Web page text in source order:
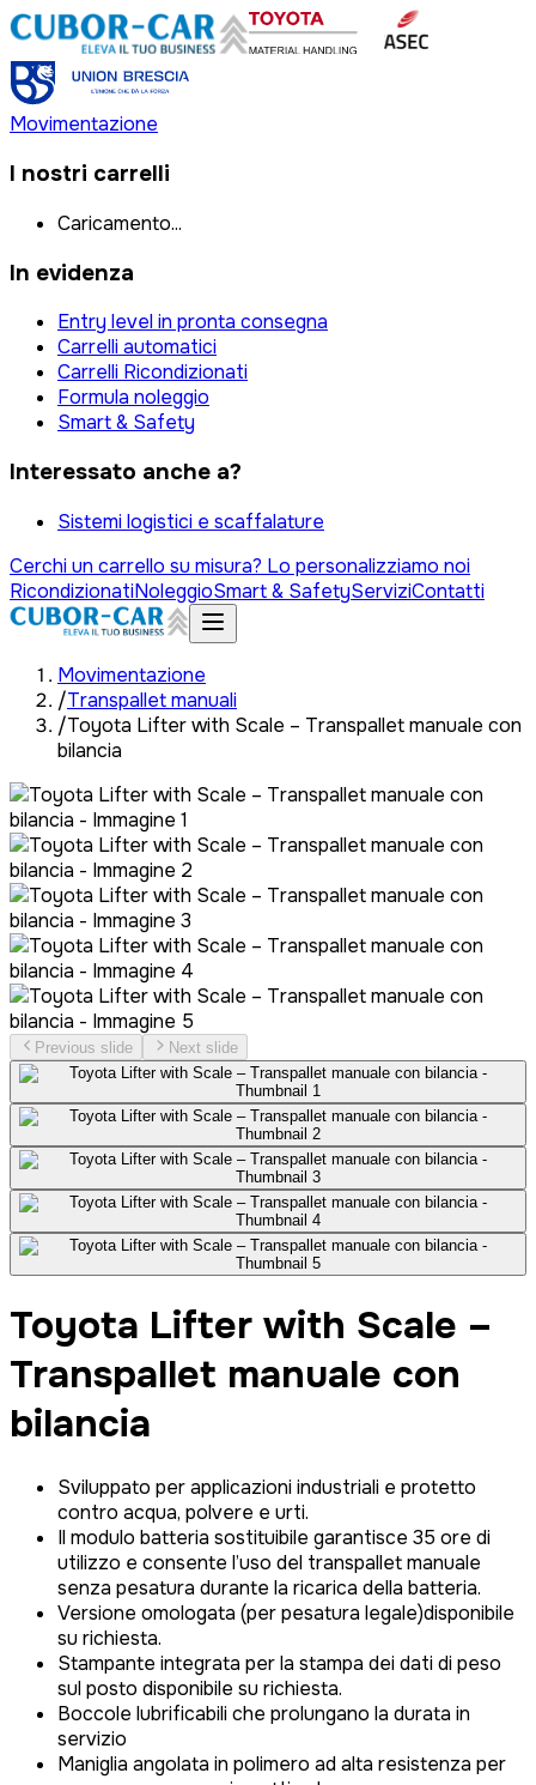
Movimentazione
I nostri carrelli
Caricamento...
In evidenza
Entry level in pronta consegna
Carrelli automatici
Carrelli Ricondizionati
Formula noleggio
Smart & Safety
Interessato anche a?
Sistemi logistici e scaffalature
Cerchi un carrello su misura? Lo personalizziamo noi
RicondizionatiNoleggioSmart & SafetyServiziContatti
Movimentazione
/Transpallet manuali
/Toyota Lifter with Scale – Transpallet manuale con
bilancia
Previous slide Next slide
Toyota Lifter with Scale –
Transpallet manuale con
bilancia
Sviluppato per applicazioni industriali e protetto
contro acqua, polvere e urti.
Il modulo batteria sostituibile garantisce 35 ore di
utilizzo e consente l’uso del transpallet manuale
senza pesatura durante la ricarica della batteria.
Versione omologata (per pesatura legale)disponibile
su richiesta.
Stampante integrata per la stampa dei dati di peso
sul posto disponibile su richiesta.
Boccole lubrificabili che prolungano la durata in
servizio
Maniglia angolata in polimero ad alta resistenza per